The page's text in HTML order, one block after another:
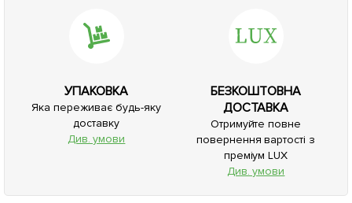
УПАКОВКА
Яка переживає будь-яку
доставку
Див. умови
БЕЗКОШТОВНА
ДОСТАВКА
Отримуйте повне
повернення вартості з
преміум LUX
Див. умови